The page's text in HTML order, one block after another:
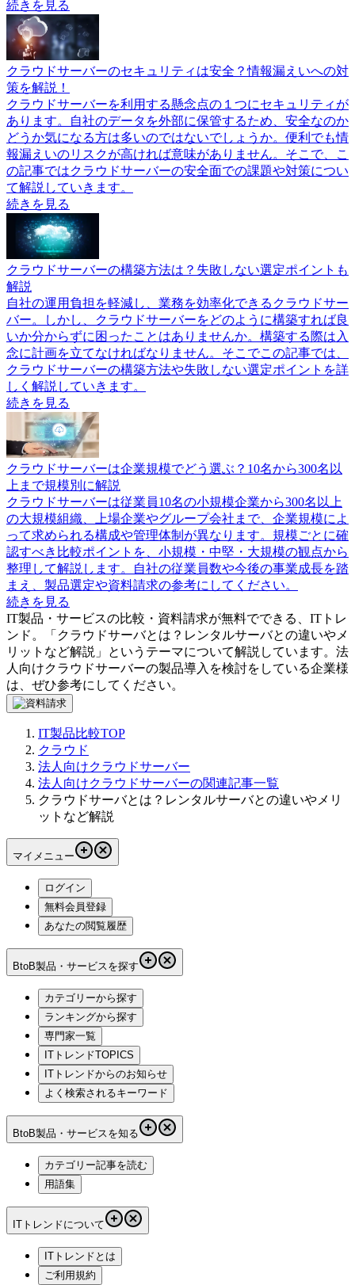
続きを見る
クラウドサーバーのセキュリティは安全？情報漏えいへの対
策を解説！
クラウドサーバーを利用する懸念点の１つにセキュリティが
あります。自社のデータを外部に保管するため、安全なのか
どうか気になる方は多いのではないでしょうか。便利でも情
報漏えいのリスクが高ければ意味がありません。そこで、こ
の記事ではクラウドサーバーの安全面での課題や対策につい
て解説していきます。
続きを見る
クラウドサーバーの構築方法は？失敗しない選定ポイントも
解説
自社の運用負担を軽減し、業務を効率化できるクラウドサー
バー。しかし、クラウドサーバーをどのように構築すれば良
いか分からずに困ったことはありませんか。構築する際は入
念に計画を立てなければなりません。そこでこの記事では、
クラウドサーバーの構築方法や失敗しない選定ポイントを詳
しく解説していきます。
続きを見る
クラウドサーバーは企業規模でどう選ぶ？10名から300名以
上まで規模別に解説
クラウドサーバーは従業員10名の小規模企業から300名以上
の大規模組織、上場企業やグループ会社まで、企業規模によ
って求められる構成や管理体制が異なります。規模ごとに確
認すべき比較ポイントを、小規模・中堅・大規模の観点から
整理して解説します。自社の従業員数や今後の事業成長を踏
まえ、製品選定や資料請求の参考にしてください。
続きを見る
IT製品・サービスの比較・資料請求が無料でできる、ITトレ
ンド。「 クラウドサーバとは？レンタルサーバとの違いやメ
リットなど解説 」というテーマについて解説しています。 法
人向けクラウドサーバーの製品導入を検討をしている企業様
は、ぜひ参考にしてください。
IT製品比較TOP
クラウド
法人向けクラウドサーバー
法人向けクラウドサーバーの関連記事一覧
クラウドサーバとは？レンタルサーバとの違いやメリ
ットなど解説
マイメニュー
ログイン
無料会員登録
あなたの閲覧履歴
BtoB製品・サービスを探す
カテゴリーから探す
ランキングから探す
専門家一覧
ITトレンドTOPICS
ITトレンドからのお知らせ
よく検索されるキーワード
BtoB製品・サービスを知る
カテゴリー記事を読む
用語集
ITトレンドについて
ITトレンドとは
ご利用規約